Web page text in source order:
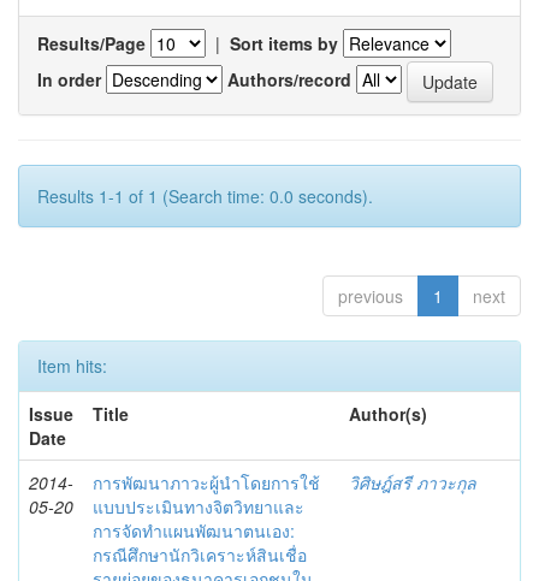
Results/Page | Sort items by
In order
Authors/record
Results 1-1 of 1 (Search time: 0.0 seconds).
previous 1 next
Item hits:
Issue
Date
Title Author(s)
2014-
05-20
การพัฒนาภาวะผู้นำโดยการใช้
แบบประเมินทางจิตวิทยาและ
การจัดทำแผนพัฒนาตนเอง:
กรณีศึกษานักวิเคราะห์สินเชื่อ
วิศิษฎ์สรี ภาวะกุล